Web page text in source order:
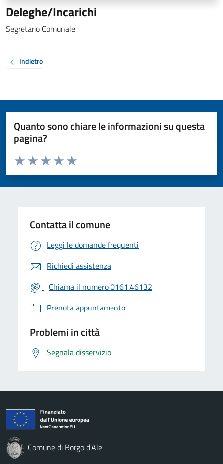
Deleghe/Incarichi
Segretario Comunale
Indietro
Quanto sono chiare le informazioni su questa
pagina?
Valuta da 1 a 5 stelle la pagina
Valuta 5 stelle su 5
Valuta 4 stelle su 5
Valuta 3 stelle su 5
Valuta 2 stelle su 5
Valuta 1 stelle su 5
Contatta il comune
Leggi le domande frequenti
Richiedi assistenza
Chiama il numero 0161.46132
Prenota appuntamento
Problemi in città
Segnala disservizio
Comune di Borgo d'Ale